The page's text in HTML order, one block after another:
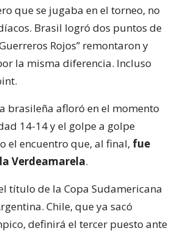
que se jugaba en el torneo, no
Brasil logró dos puntos de
Rojos” remontaron y
la misma diferencia. Incluso
brasileña afloró en el momento
14-14 y el golpe a golpe
el encuentro que, al final, fue
Verdeamarela.
título de la Copa Sudamericana
Chile, que ya sacó
definirá el tercer puesto ante